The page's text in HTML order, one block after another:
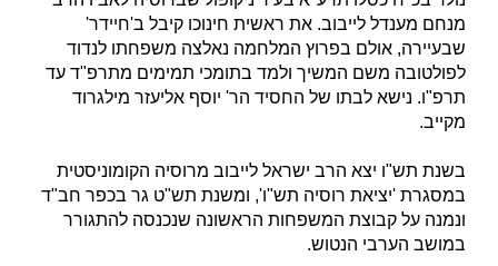
מנחם מענדל לייבוב. את ראשית חינוכו קיבל ב'חיידר'
שבעיירה, אולם בפרוץ המלחמה נאלצה משפחתו לנדוד
לפולטובה משם המשיך ולמד בתומכי תמימים מתרפ"ד עד
תרפ"ו. נישא לבתו של החסיד הר' יוסף אליעזר מילגרוד
מקייב.
בשנת תש"ו יצא הרב ישראל לייבוב מרוסיה הקומוניסטית
במסגרת 'יציאת רוסיה תש"ו', ומשנת תש"ט גר בכפר חב"ד
ונמנה על קבוצת המשפחות הראשונה שנכנסה להתגורר
במושב הערבי הנטוש.